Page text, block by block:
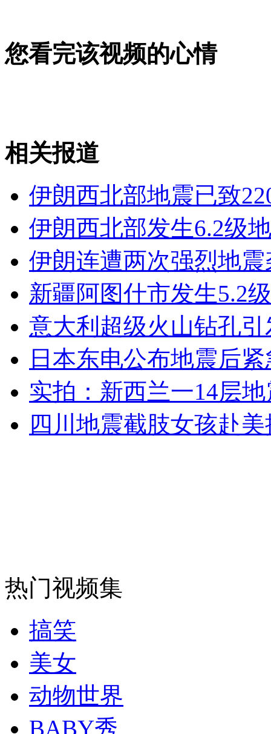
重庆810持枪抢劫案:赏50万元缉凶
女孩北京地铁殴打老人 痛下狠手拳打脚踢
无痛分娩是否安全 医生回应
外交部：反对强权政治霸凌主义
外交部：有关国家言论片面不公正
安徽一实载49人客车翻车
纽约上演“枕头大战”
司机酒驾遇交警 急速倒车逃窜
您看完该视频的心情
相关报道
伊朗西北部地震已致
伊朗西北部发生6.2级
伊朗连遭两次强烈地震
新疆阿图什市发生5.2
意大利超级火山钻孔
日本东电公布地震后
实拍：新西兰一14层
四川地震截肢女孩赴
热门视频集
搞笑
美女
动物世界
BABY秀